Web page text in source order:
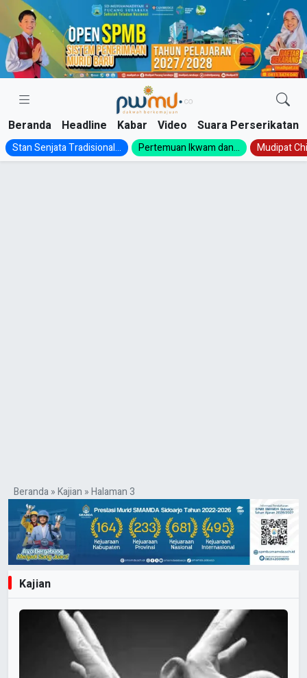
Skip
content
Beranda Headline Kabar Video Suara Perserikatan
Stan Senjata Tradisional... Pertemuan Ikwam dan... Mudipat
Beranda»Kajian »Halaman 3
Kajian